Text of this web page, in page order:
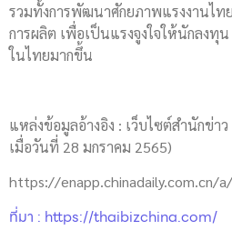
รวมทั้งการพัฒนาศักยภาพแรงงานไ
การผลิต เพื่อเป็นแรงจูงใจให้นักลงทุ
ในไทยมากขึ้น
แหล่งข้อมูลอ้างอิง : เว็บไซต์สำนักข่าว
เมื่อวันที่ 28 มกราคม 2565)
https://enapp.chinadaily.com.cn/
ที่มา : https://thaibizchina.com/